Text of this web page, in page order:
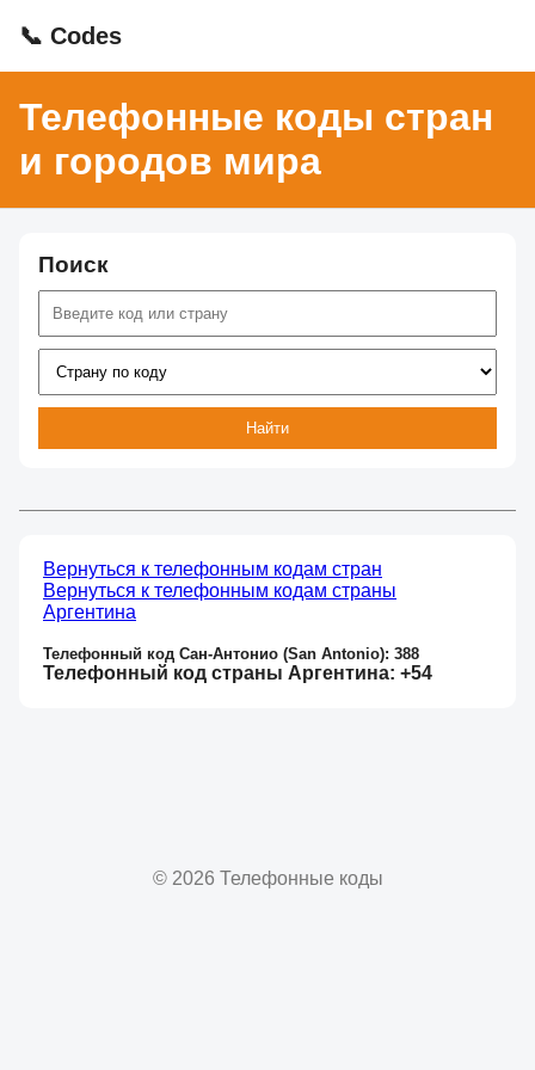
📞 Codes
Телефонные коды стран
и городов мира
Поиск
Найти
Вернуться к телефонным кодам стран
Вернуться к телефонным кодам страны
Аргентина
Телефонный код Сан-Антонио (San Antonio): 388
Телефонный код страны Аргентина: +54
© 2026 Телефонные коды